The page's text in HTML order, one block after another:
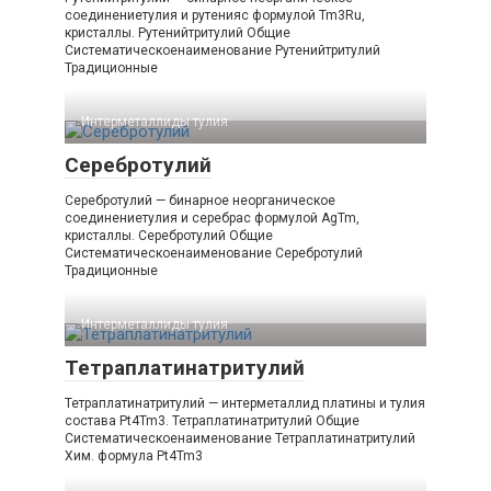
соединениетулия и рутенияс формулой Tm3Ru,
кристаллы. Рутенийтритулий Общие
Систематическоенаименование Рутенийтритулий
Традиционные
Интерметаллиды тулия‎
Серебротулий
Серебротулий — бинарное неорганическое
соединениетулия и серебрас формулой AgTm,
кристаллы. Серебротулий Общие
Систематическоенаименование Серебротулий
Традиционные
Интерметаллиды тулия‎
Тетраплатинатритулий
Тетраплатинатритулий — интерметаллид платины и тулия
состава Pt4Tm3. Тетраплатинатритулий Общие
Систематическоенаименование Тетраплатинатритулий
Хим. формула Pt4Tm3